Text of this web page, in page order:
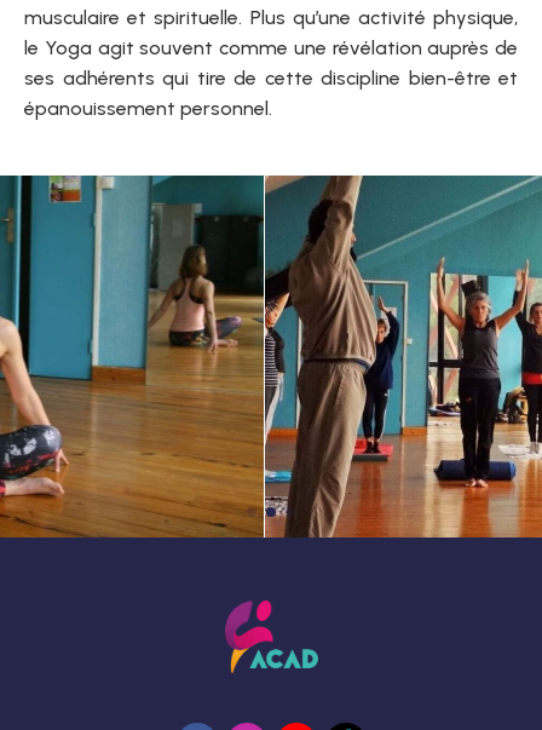
musculaire et spirituelle. Plus qu’une activité physique,
le Yoga agit souvent comme une révélation auprès de
ses adhérents qui tire de cette discipline bien-être et
épanouissement personnel.